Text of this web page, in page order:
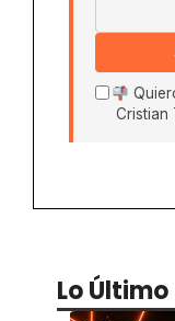
Cristian
Lo Último